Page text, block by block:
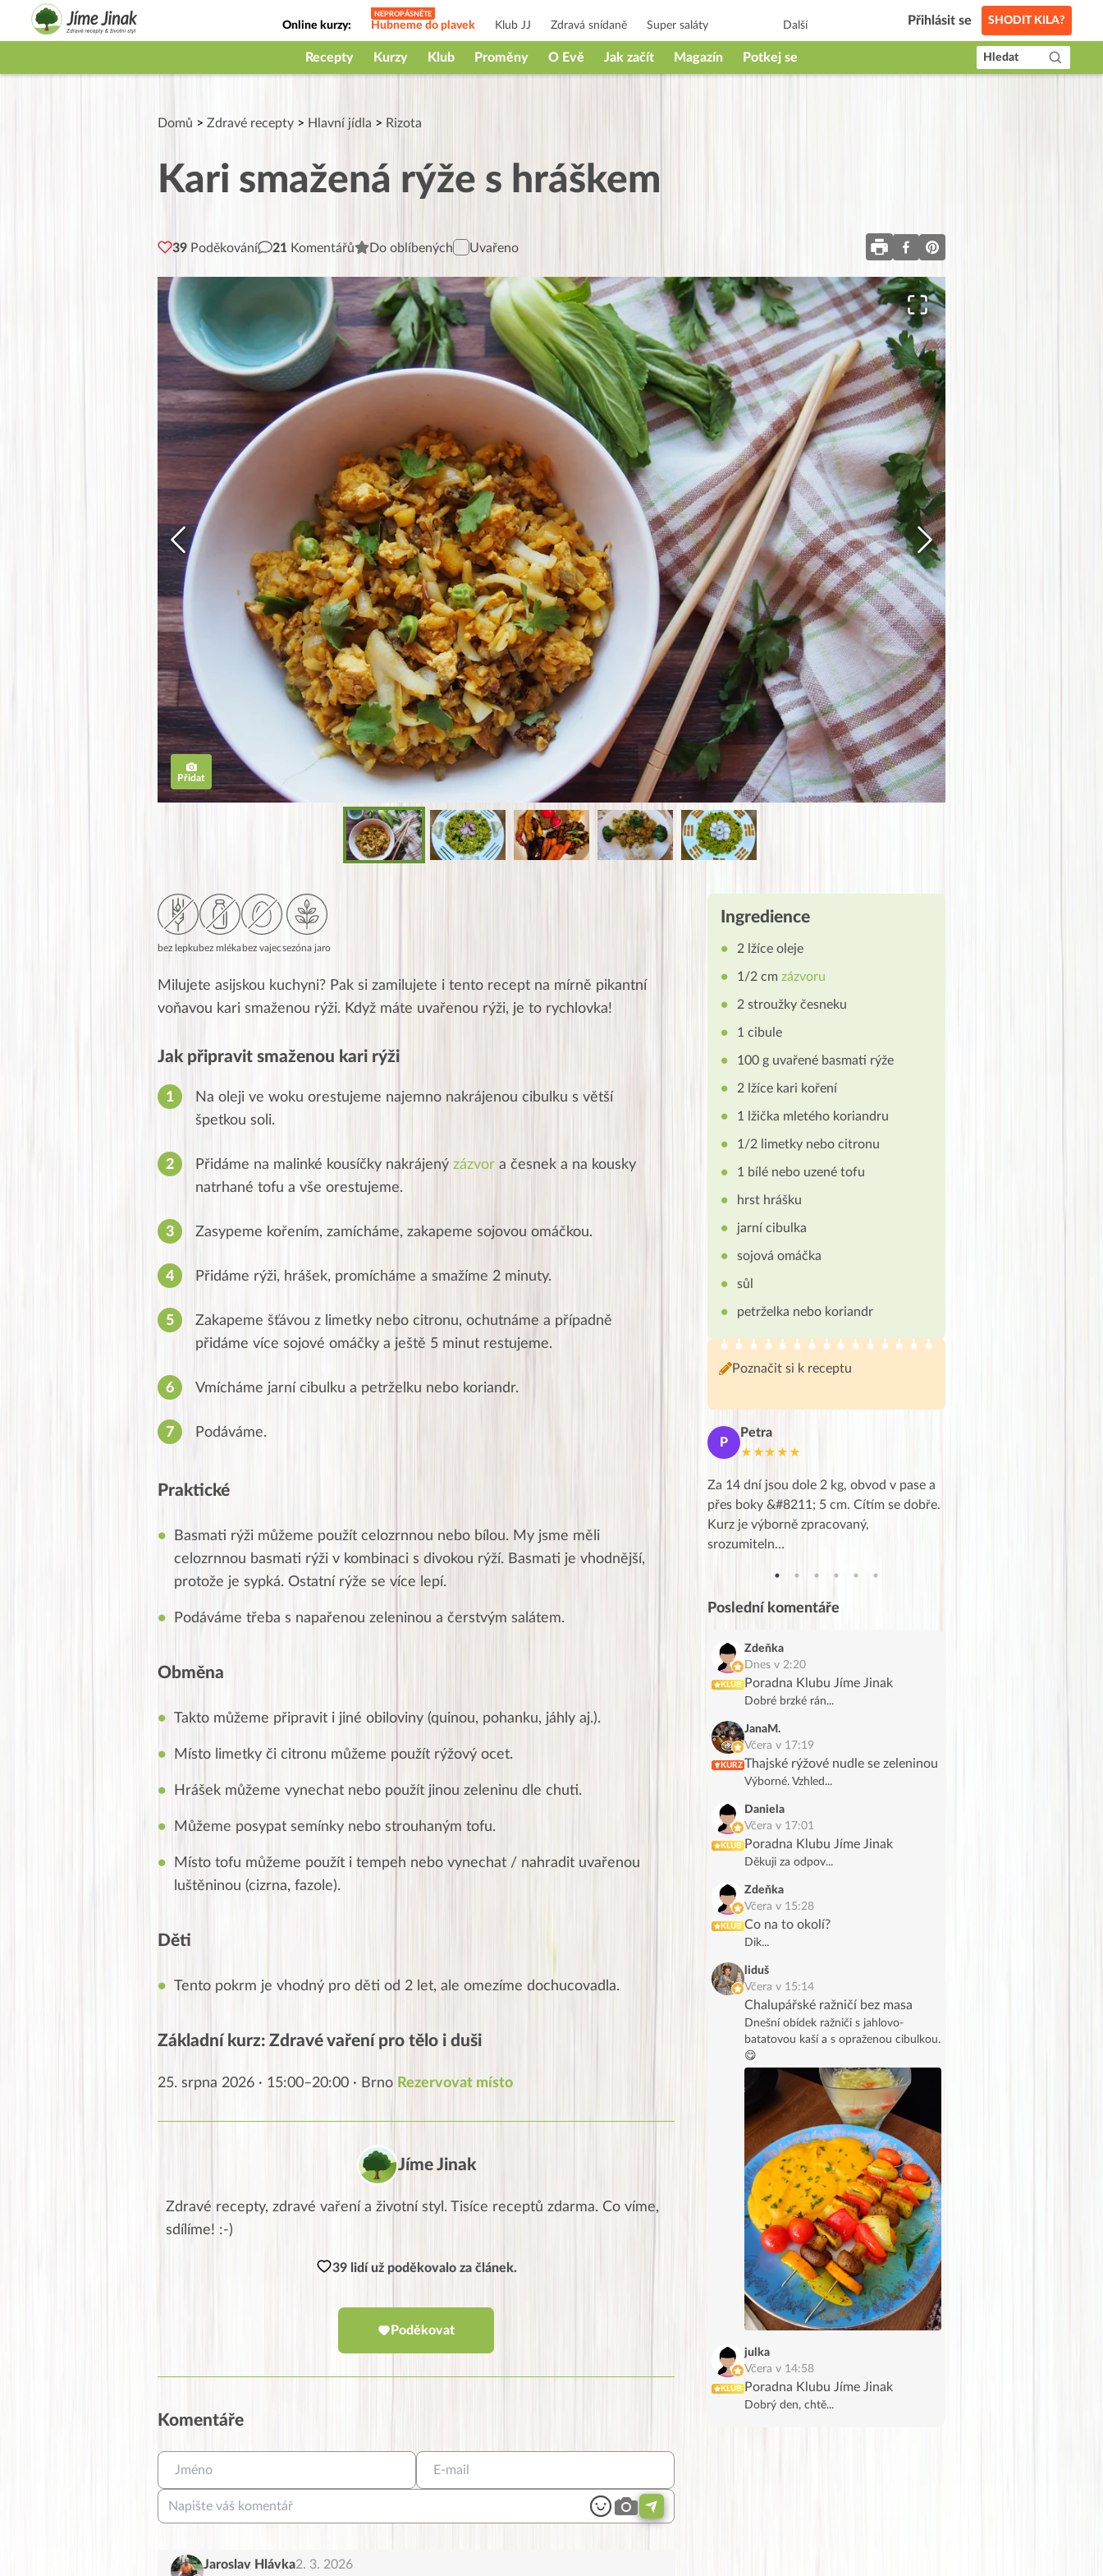
Online kurzy: Hubneme do plavek Klub JJ Zdravá snídaně Super saláty
Jak na babičky
Další Přihlásit se SHODIT KILA?
Recepty Kurzy Klub Proměny O Evě Jak začít Magazín Potkej se Hledat
Domů > Zdravé recepty > Hlavní jídla > Rizota
Kari smažená rýže s hráškem
39 Poděkování 21 Komentářů Do oblíbených Uvařeno
Přidat
bez lepku bez mléka bez vajecsezóna jaro
Milujete asijskou kuchyni? Pak si zamilujete i tento recept na mírně pikantní
voňavou kari smaženou rýži. Když máte uvařenou rýži, je to rychlovka!
Jak připravit smaženou kari rýži
Na oleji ve woku orestujeme najemno nakrájenou cibulku s větší
špetkou soli.
Přidáme na malinké kousíčky nakrájený zázvor a česnek a na kousky
natrhané tofu a vše orestujeme.
Zasypeme kořením, zamícháme, zakapeme sojovou omáčkou.
Přidáme rýži, hrášek, promícháme a smažíme 2 minuty.
Zakapeme šťávou z limetky nebo citronu, ochutnáme a případně
přidáme více sojové omáčky a ještě 5 minut restujeme.
Vmícháme jarní cibulku a petrželku nebo koriandr.
Podáváme.
Praktické
Basmati rýži můžeme použít celozrnnou nebo bílou. My jsme měli
celozrnnou basmati rýži v kombinaci s divokou rýží. Basmati je vhodnější,
protože je sypká. Ostatní rýže se více lepí.
Podáváme třeba s napařenou zeleninou a čerstvým salátem.
Obměna
Takto můžeme připravit i jiné obiloviny (quinou, pohanku, jáhly aj.).
Místo limetky či citronu můžeme použít rýžový ocet.
Hrášek můžeme vynechat nebo použít jinou zeleninu dle chuti.
Můžeme posypat semínky nebo strouhaným tofu.
Místo tofu můžeme použít i tempeh nebo vynechat / nahradit uvařenou
luštěninou (cizrna, fazole).
Děti
Tento pokrm je vhodný pro děti od 2 let, ale omezíme dochucovadla.
Základní kurz: Zdravé vaření pro tělo i duši
25. srpna 2026 · 15:00–20:00 · Brno Rezervovat místo
Jíme Jinak
Zdravé recepty, zdravé vaření a životní styl. Tisíce receptů zdarma. Co víme,
sdílíme! :-)
39 lidí už poděkovalo za článek.
Poděkovat
Komentáře
Jaroslav Hlávka2. 3. 2026
Ingredience
2 lžíce oleje
1/2 cm zázvoru
2 stroužky česneku
1 cibule
100 g uvařené basmati rýže
2 lžíce kari koření
1 lžička mletého koriandru
1/2 limetky nebo citronu
1 bílé nebo uzené tofu
hrst hrášku
jarní cibulka
sojová omáčka
sůl
petrželka nebo koriandr
Poznačit si k receptu
Posílá…
P
Petra
★★★★★
Za 14 dní jsou dole 2 kg, obvod v pase a
přes boky &#8211; 5 cm. Cítím se dobře.
Kurz je výborně zpracovaný,
srozumiteln…
Poslední komentáře
KLUB
Zdeňka
Dnes v 2:20
Poradna Klubu Jíme Jinak
Dobré brzké rán...
KURZ
JanaM.
Včera v 17:19
Thajské rýžové nudle se zeleninou
Výborné. Vzhled...
KLUB
Daniela
Včera v 17:01
Poradna Klubu Jíme Jinak
Děkuji za odpov...
KLUB
Zdeňka
Včera v 15:28
Co na to okolí?
Dik...
liduš
Včera v 15:14
Chalupářské ražničí bez masa
Dnešní obídek ražniči s jahlovo-
batatovou kaší a s opraženou cibulkou.
😋
KLUB
julka
Včera v 14:58
Poradna Klubu Jíme Jinak
Dobrý den, chtě...